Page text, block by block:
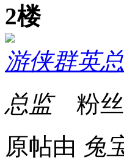
2楼
游侠群英
总监粉丝
原帖由 兔